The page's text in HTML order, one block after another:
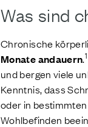
Was sind
Chronische
Monate andauern.1
und bergen viele
Kenntnis, dass
oder in
Wohlbefinden